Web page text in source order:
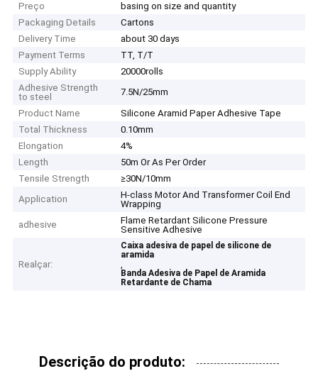
Preço
basing on size and quantity
Packaging Details
Cartons
Delivery Time
about 30 days
Payment Terms
TT, T/T
Supply Ability
20000rolls
Adhesive Strength
to steel
7.5N/25mm
Product Name
Silicone Aramid Paper Adhesive Tape
Total Thickness
0.10mm
Elongation
4%
Length
50m Or As Per Order
Tensile Strength
≥30N/10mm
Application
H-class Motor And Transformer Coil End
Wrapping
adhesive
Flame Retardant Silicone Pressure
Sensitive Adhesive
Realçar:
Caixa adesiva de papel de silicone de
aramida
,
Banda Adesiva de Papel de Aramida
Retardante de Chama
Descrição do produto: